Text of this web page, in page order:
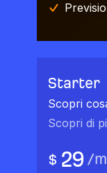
Starter
Scopri
Scopri di
$ 29 /